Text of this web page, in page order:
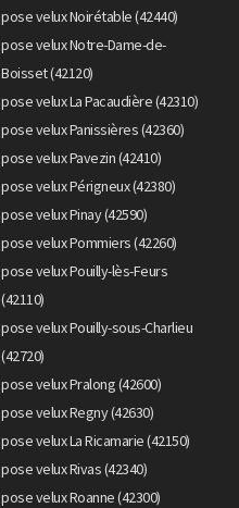
pose velux Noirétable (42440)
pose velux Notre-Dame-de-
Boisset (42120)
pose velux La Pacaudière (42310)
pose velux Panissières (42360)
pose velux Pavezin (42410)
pose velux Périgneux (42380)
pose velux Pinay (42590)
pose velux Pommiers (42260)
pose velux Pouilly-lès-Feurs
(42110)
pose velux Pouilly-sous-Charlieu
(42720)
pose velux Pralong (42600)
pose velux Regny (42630)
pose velux La Ricamarie (42150)
pose velux Rivas (42340)
pose velux Roanne (42300)